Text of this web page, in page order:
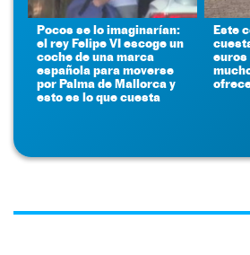
Pocos se lo imaginarían:
el rey Felipe VI escoge un
coche de una marca
española para moverse
por Palma de Mallorca y
esto es lo que cuesta
Este
euros